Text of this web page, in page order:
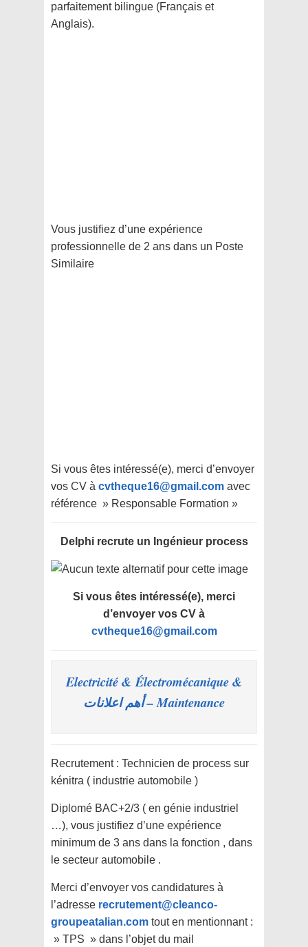
parfaitement bilingue (Français et
Anglais).
Vous justifiez d’une expérience
professionnelle de 2 ans dans un Poste
Similaire
Si vous êtes intéressé(e), merci d’envoyer
vos CV à cvtheque16@gmail.com avec
référence » Responsable Formation »
Delphi recrute un Ingénieur process
Si vous êtes intéressé(e), merci
d’envoyer vos CV à
cvtheque16@gmail.com
Electricité & Électromécanique &
Maintenance – أهم اعلانات
Recrutement : Technicien de process sur
kénitra ( industrie automobile )
Diplomé BAC+2/3 ( en génie industriel
…), vous justifiez d’une expérience
minimum de 3 ans dans la fonction , dans
le secteur automobile .
Merci d’envoyer vos candidatures à
l’adresse recrutement@cleanco-
groupeatalian.com tout en mentionnant :
» TPS » dans l’objet du mail